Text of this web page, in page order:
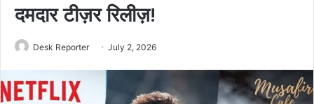
दमदार टीज़र रिलीज़!
Desk Reporter July 2, 2026